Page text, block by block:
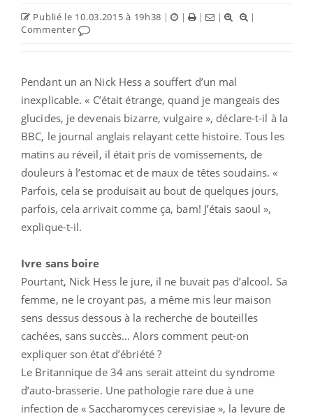
Publié le 10.03.2015 à 19h38 | | | |
|
Commenter
Pendant un an Nick Hess a souffert d’un mal
inexplicable. « C’était étrange, quand je mangeais des
glucides, je devenais bizarre, vulgaire », déclare-t-il à la
BBC, le journal anglais relayant cette histoire. Tous les
matins au réveil, il était pris de vomissements, de
douleurs à l’estomac et de maux de têtes soudains. «
Parfois, cela se produisait au bout de quelques jours,
parfois, cela arrivait comme ça, bam! J’étais saoul »,
explique-t-il.
Ivre sans boire
Pourtant, Nick Hess le jure, il ne buvait pas d’alcool. Sa
femme, ne le croyant pas, a même mis leur maison
sens dessus dessous à la recherche de bouteilles
cachées, sans succès… Alors comment peut-on
expliquer son état d’ébriété ?
Le Britannique de 34 ans serait atteint du syndrome
d’auto-brasserie. Une pathologie rare due à une
infection de « Saccharomyces cerevisiae », la levure de